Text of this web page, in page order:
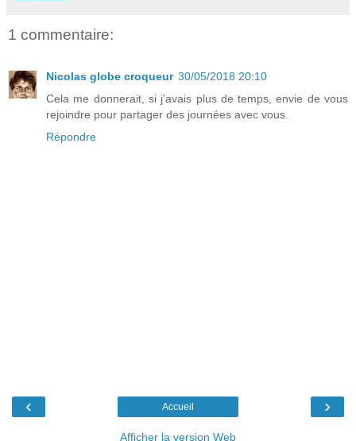
1 commentaire:
Nicolas globe croqueur 30/05/2018 20:10
Cela me donnerait, si j'avais plus de temps, envie de vous
rejoindre pour partager des journées avec vous.
Répondre
‹ ›
Accueil
Afficher la version Web